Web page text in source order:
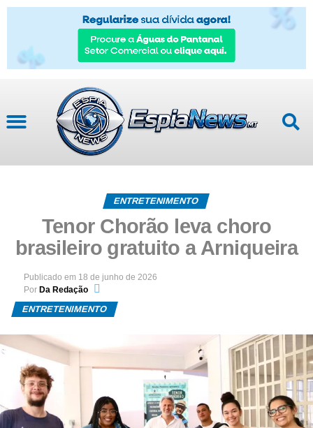
ENTRETENIMENTO
Tenor Chorão leva choro
brasileiro gratuito a Arniqueira
Publicado em 18 de junho de 2026
Por Da Redação
ENTRETENIMENTO